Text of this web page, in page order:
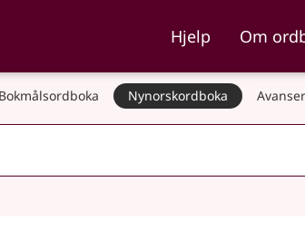
Hjelp Om
Bokmålsordboka Nynorskordboka